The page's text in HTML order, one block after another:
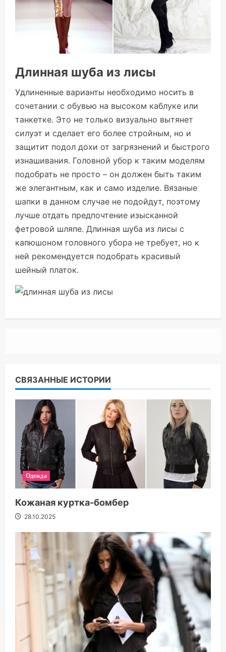
Длинная шуба из лисы
Удлиненные варианты необходимо носить в
сочетании с обувью на высоком каблуке или
танкетке. Это не только визуально вытянет
силуэт и сделает его более стройным, но и
защитит подол дохи от загрязнений и быстрого
изнашивания. Головной убор к таким моделям
подобрать не просто – он должен быть таким
же элегантным, как и само изделие. Вязаные
шапки в данном случае не подойдут, поэтому
лучше отдать предпочтение изысканной
фетровой шляпе. Длинная шуба из лисы с
капюшоном головного убора не требует, но к
ней рекомендуется подобрать красивый
шейный платок.
СВЯЗАННЫЕ ИСТОРИИ
Одежда
Кожаная куртка-бомбер
28.10.2025